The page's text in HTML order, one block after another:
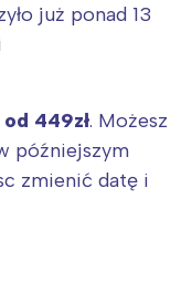
już ponad 13
449zł. Możesz
późniejszym
zmienić datę i